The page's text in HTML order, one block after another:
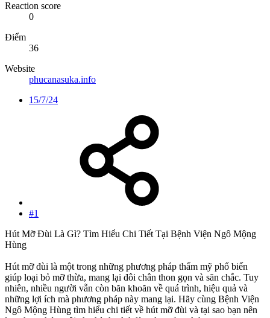
Reaction score
0
Điểm
36
Website
phucanasuka.info
15/7/24
#1
Hút Mỡ Đùi Là Gì? Tìm Hiểu Chi Tiết Tại Bệnh Viện Ngô Mộng
Hùng
Hút mỡ đùi là một trong những phương pháp thẩm mỹ phổ biến
giúp loại bỏ mỡ thừa, mang lại đôi chân thon gọn và săn chắc. Tuy
nhiên, nhiều người vẫn còn băn khoăn về quá trình, hiệu quả và
những lợi ích mà phương pháp này mang lại. Hãy cùng Bệnh Viện
Ngô Mộng Hùng tìm hiểu chi tiết về hút mỡ đùi và tại sao bạn nên